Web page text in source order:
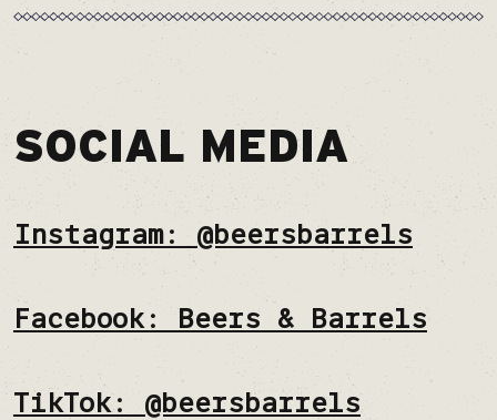
SOCIAL MEDIA
Instagram: @beersbarrels
Facebook: Beers & Barrels
TikTok: @beersbarrels